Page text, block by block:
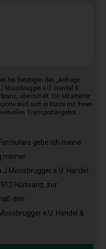
bei Betätigen des „Anfrage
e.U. Handel &
übermittelt. Ein Mitarbeiter
wird sich in Kürze mit Ihnen
Transportangebot
gebe ich meine
meiner
e.U. Handel
Hörbranz, zur
den
e.U. Handel &